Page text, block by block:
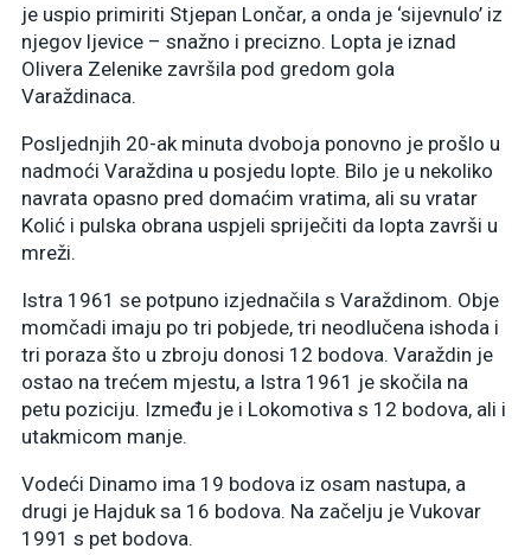
je uspio primiriti Stjepan Lončar, a onda je ‘sijevnulo’ iz
njegov ljevice – snažno i precizno. Lopta je iznad
Olivera Zelenike završila pod gredom gola
Varaždinaca.
Posljednjih 20-ak minuta dvoboja ponovno je prošlo u
nadmoći Varaždina u posjedu lopte. Bilo je u nekoliko
navrata opasno pred domaćim vratima, ali su vratar
Kolić i pulska obrana uspjeli spriječiti da lopta završi u
mreži.
Istra 1961 se potpuno izjednačila s Varaždinom. Obje
momčadi imaju po tri pobjede, tri neodlučena ishoda i
tri poraza što u zbroju donosi 12 bodova. Varaždin je
ostao na trećem mjestu, a Istra 1961 je skočila na
petu poziciju. Između je i Lokomotiva s 12 bodova, ali i
utakmicom manje.
Vodeći Dinamo ima 19 bodova iz osam nastupa, a
drugi je Hajduk sa 16 bodova. Na začelju je Vukovar
1991 s pet bodova.